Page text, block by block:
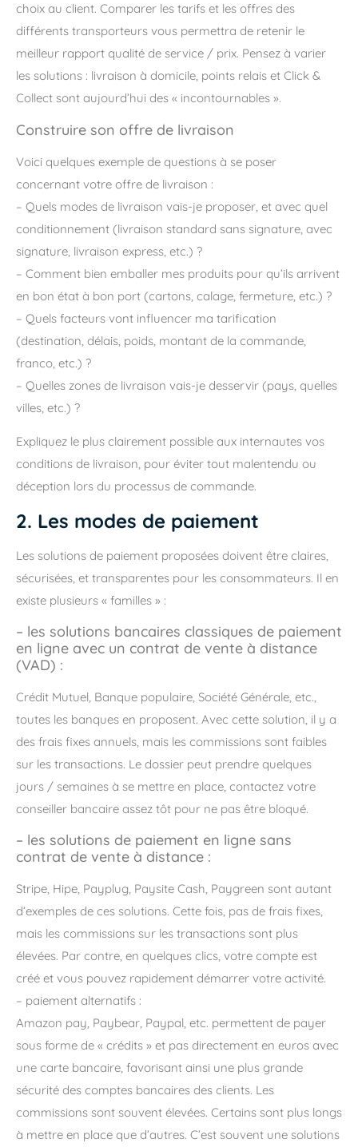
choix au client. Comparer les tarifs et les offres des
différents transporteurs vous permettra de retenir le
meilleur rapport qualité de service / prix. Pensez à varier
les solutions : livraison à domicile, points relais et Click &
Collect sont aujourd’hui des « incontournables ».
Construire son offre de livraison
Voici quelques exemple de questions à se poser
concernant votre offre de livraison :
– Quels modes de livraison vais-je proposer, et avec quel
conditionnement (livraison standard sans signature, avec
signature, livraison express, etc.) ?
– Comment bien emballer mes produits pour qu’ils arrivent
en bon état à bon port (cartons, calage, fermeture, etc.) ?
– Quels facteurs vont influencer ma tarification
(destination, délais, poids, montant de la commande,
franco, etc.) ?
– Quelles zones de livraison vais-je desservir (pays, quelles
villes, etc.) ?
Expliquez le plus clairement possible aux internautes vos
conditions de livraison, pour éviter tout malentendu ou
déception lors du processus de commande.
2. Les modes de paiement
Les solutions de paiement proposées doivent être claires,
sécurisées, et transparentes pour les consommateurs. Il en
existe plusieurs « familles » :
– les solutions bancaires classiques de paiement
en ligne avec un contrat de vente à distance
(VAD) :
Crédit Mutuel, Banque populaire, Société Générale, etc.,
toutes les banques en proposent. Avec cette solution, il y a
des frais fixes annuels, mais les commissions sont faibles
sur les transactions. Le dossier peut prendre quelques
jours / semaines à se mettre en place, contactez votre
conseiller bancaire assez tôt pour ne pas être bloqué.
– les solutions de paiement en ligne sans
contrat de vente à distance :
Stripe, Hipe, Payplug, Paysite Cash, Paygreen sont autant
d’exemples de ces solutions. Cette fois, pas de frais fixes,
mais les commissions sur les transactions sont plus
élevées. Par contre, en quelques clics, votre compte est
créé et vous pouvez rapidement démarrer votre activité.
– paiement alternatifs :
Amazon pay, Paybear, Paypal, etc. permettent de payer
sous forme de « crédits » et pas directement en euros avec
une carte bancaire, favorisant ainsi une plus grande
sécurité des comptes bancaires des clients. Les
commissions sont souvent élevées. Certains sont plus longs
à mettre en place que d’autres. C’est souvent une solutions